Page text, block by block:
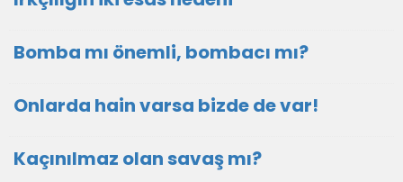
Bomba mı önemli, bombacı mı?
Onlarda hain varsa bizde de var!
Kaçınılmaz olan savaş mı?